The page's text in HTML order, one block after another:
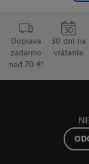
Doprava
zadarmo
nad 70 €¹
30 dní na
vrátenie